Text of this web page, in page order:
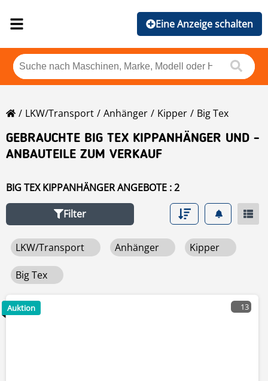
Eine Anzeige schalten
LKW/Transport Anhänger Kipper
Big Tex
GEBRAUCHTE BIG TEX KIPPANHÄNGER UND -
ANBAUTEILE ZUM VERKAUF
BIG TEX KIPPANHÄNGER ANGEBOTE : 2
Filter
LKW/Transport Anhänger Kipper
Big Tex
13
Auktion